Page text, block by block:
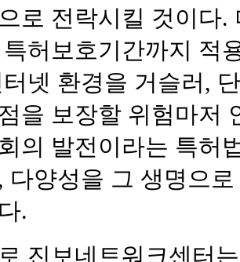
로 전락시킬 것이다.
허보호기간까지 적
넷 환경을 거슬러,
을 보장할 위험마저
의 발전이라는 특허
다양성을 그 생명으
.
진보네트워크센터